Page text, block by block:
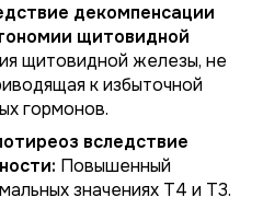
декомпенсации
щитовидной
щитовидной железы, не
к избыточной
гормонов.
вследствие
Повышенный
значениях Т4 и Т3.